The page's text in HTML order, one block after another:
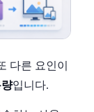
다른 요인이
입니다.